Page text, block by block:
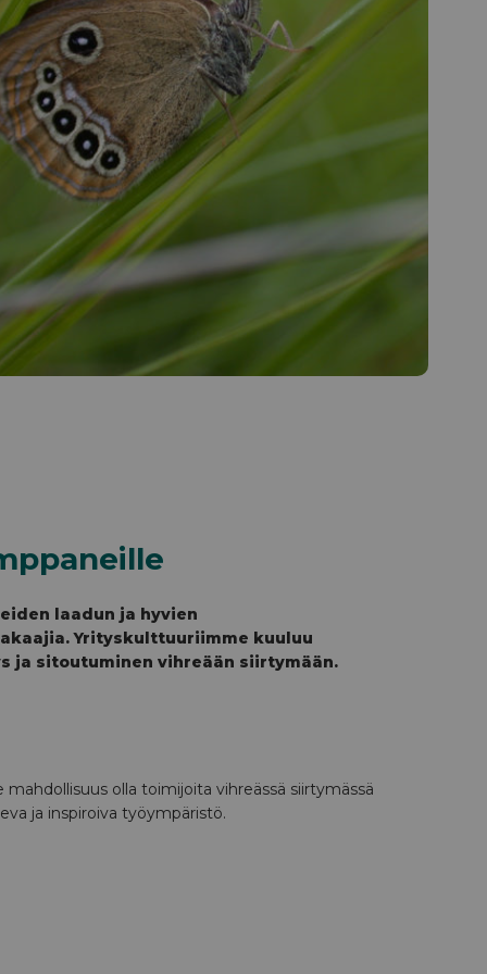
laadun ja hyvien
Yrityskulttuuriimme kuuluu
ja sitoutuminen vihreään siirtymään.
olla toimijoita vihreässä siirtymässä
ja inspiroiva työympäristö.